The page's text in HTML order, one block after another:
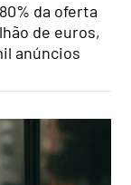
da oferta
de euros,
anúncios